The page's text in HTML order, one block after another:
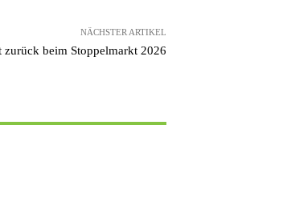
NÄCHSTER ARTIKEL
zurück beim Stoppelmarkt 2026